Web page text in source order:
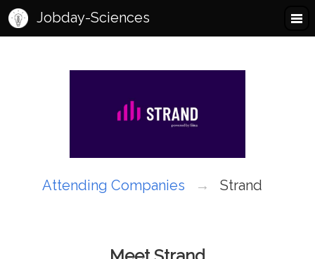
Jobday-Sciences
Attending Companies Strand